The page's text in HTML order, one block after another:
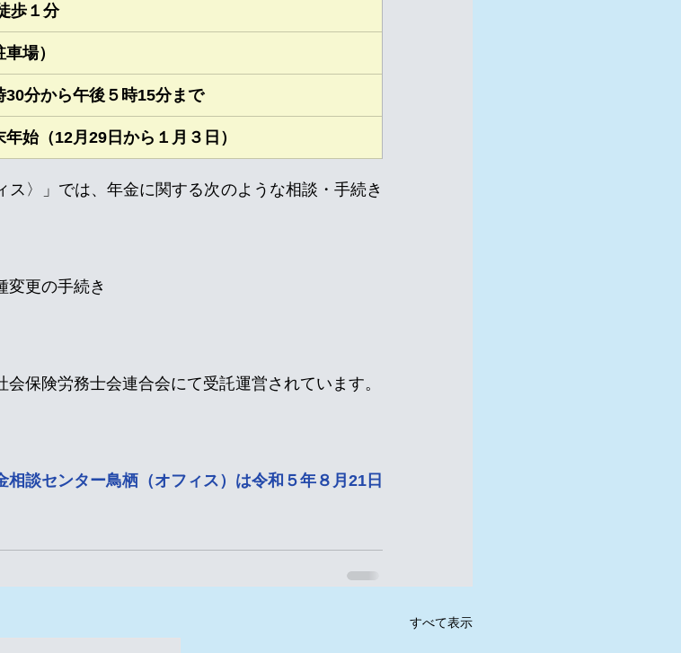
歩１分
場）
30分から午後５時15分まで
始（12月29日から１月３日）
ス〉」では、年金に関する次のような相談・手続き
変更の手続き
会保険労務士会連合会にて受託運営されています。
相談センター鳥栖（オフィス）は令和５年８月21日
すべて表示